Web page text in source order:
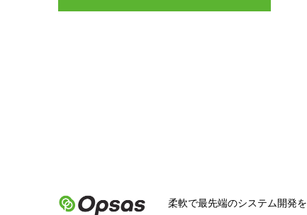
柔軟で最先端のシステム開発を